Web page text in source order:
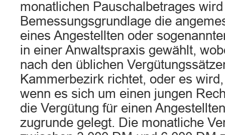
monatlichen Pauschalbetrages
Bemessungsgrundlage die
eines Angestellten oder
in einer Anwaltspraxis gewählt,
nach den üblichen
Kammerbezirk richtet, oder es
wenn es sich um einen jungen
die Vergütung für einen
zugrunde gelegt. Die monatliche